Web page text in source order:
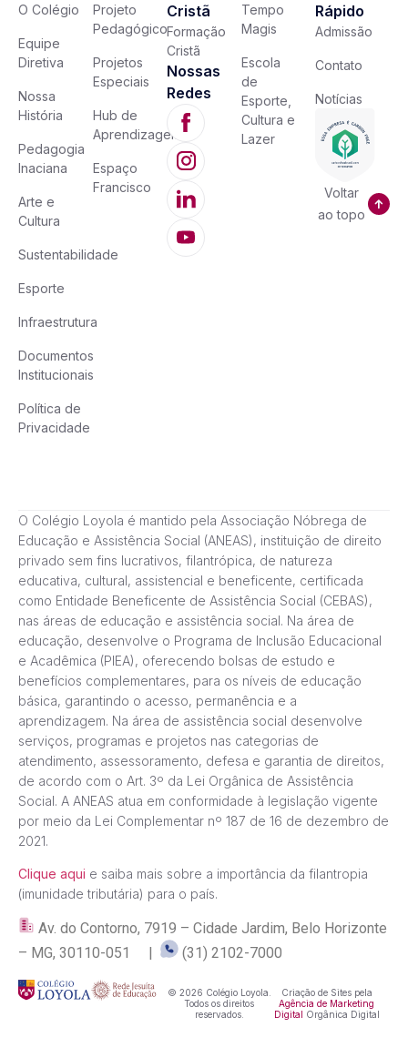
O Colégio
Equipe
Diretiva
Nossa
História
Pedagogia
Inaciana
Arte e
Cultura
Sustentabilidade
Esporte
Infraestrutura
Documentos
Institucionais
Política de
Privacidade
Projeto
Pedagógico
Projetos
Especiais
Hub de
Aprendizagem
Espaço
Francisco
Cristã
Formação
Cristã
Nossas
Redes
Tempo
Magis
Escola
de
Esporte,
Cultura e
Lazer
Rápido
Admissão
Contato
Notícias
Voltar
ao topo
O Colégio Loyola é mantido pela Associação Nóbrega de
Educação e Assistência Social (ANEAS), instituição de direito
privado sem fins lucrativos, filantrópica, de natureza
educativa, cultural, assistencial e beneficente, certificada
como Entidade Beneficente de Assistência Social (CEBAS),
nas áreas de educação e assistência social. Na área de
educação, desenvolve o Programa de Inclusão Educacional
e Acadêmica (PIEA), oferecendo bolsas de estudo e
benefícios complementares, para os níveis de educação
básica, garantindo o acesso, permanência e a
aprendizagem. Na área de assistência social desenvolve
serviços, programas e projetos nas categorias de
atendimento, assessoramento, defesa e garantia de direitos,
de acordo com o Art. 3º da Lei Orgânica de Assistência
Social. A ANEAS atua em conformidade à legislação vigente
por meio da Lei Complementar nº 187 de 16 de dezembro de
2021.
Clique aqui e saiba mais sobre a importância da filantropia
(imunidade tributária) para o país.
Av. do Contorno, 7919 – Cidade Jardim, Belo Horizonte
– MG, 30110-051 |
(31) 2102-7000
© 2026 Colégio Loyola.
Todos os direitos
reservados.
Criação de Sites pela
Agência de Marketing
Digital Orgânica Digital